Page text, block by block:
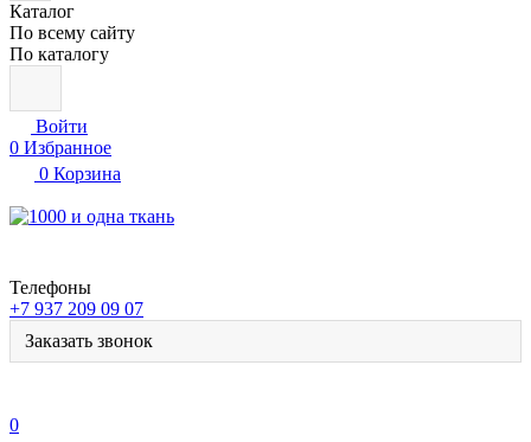
Каталог
По всему сайту
По каталогу
Войти
0 Избранное
0 Корзина
Телефоны
+7 937 209 09 07
Заказать звонок
0